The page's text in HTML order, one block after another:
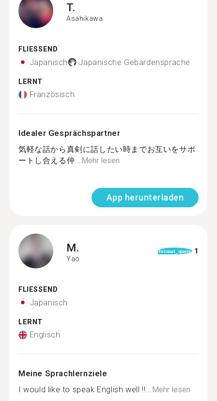
T.
Asahikawa
FLIESSEND
Japanisch Japanische Gebärdensprache
LERNT
Französisch
Idealer Gesprächspartner
気軽な話から真剣に話したい時までお互いをサポ
ートし合える仲...Mehr lesen
App herunterladen
M.
Yao
format_quote 1
FLIESSEND
Japanisch
LERNT
Englisch
Meine Sprachlernziele
I would like to speak English well !!...Mehr lesen